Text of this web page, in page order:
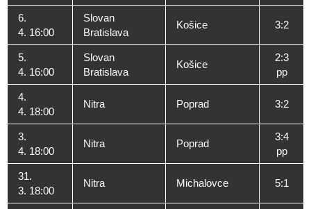
6.
4. 16:00
Slovan
Bratislava
Košice 3:2
5.
4. 16:00
Slovan
Bratislava
Košice
2:3
pp
4.
4. 18:00
Nitra Poprad 3:2
3.
4. 18:00
Nitra Poprad
3:4
pp
31.
3. 18:00
Nitra Michalovce 5:1